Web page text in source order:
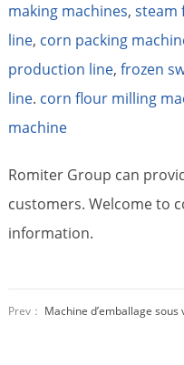
making machines, steam
line, corn packing
production line, frozen
line. corn flour milling
machine
Romiter Group can
customers. Welcome to
information.
Prev： Machine d’emballage